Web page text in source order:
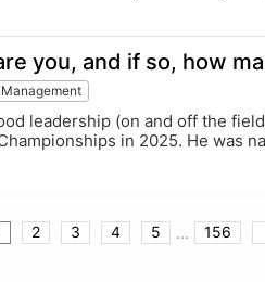
you, and if so, how
leadership (on and off the
in 2025. He was
2 3 4 5 ... 156